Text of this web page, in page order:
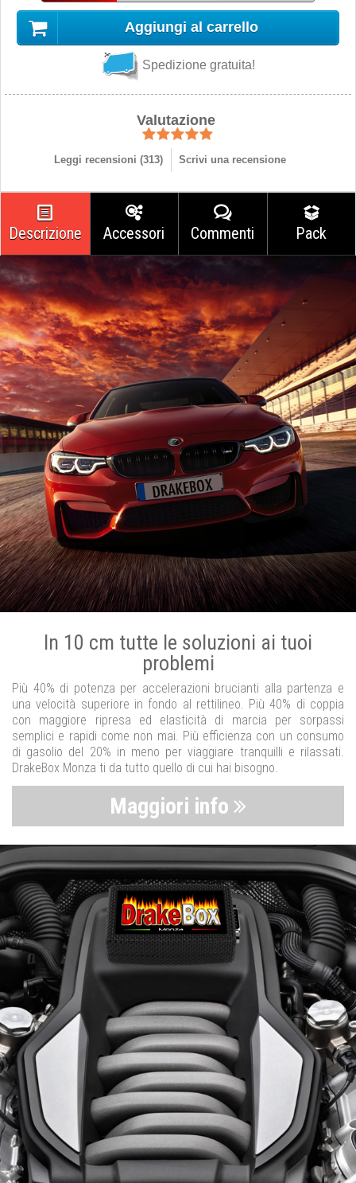
Aggiungi al carrello
Spedizione gratuita!
Valutazione
Leggi recensioni (313) Scrivi una recensione
Descrizione Accessori Commenti Pack
In 10 cm tutte le soluzioni ai tuoi
problemi
Più 40% di potenza per accelerazioni brucianti alla partenza e
una velocità superiore in fondo al rettilineo. Più 40% di coppia
con maggiore ripresa ed elasticità di marcia per sorpassi
semplici e rapidi come non mai. Più efficienza con un consumo
di gasolio del 20% in meno per viaggiare tranquilli e rilassati.
DrakeBox Monza ti da tutto quello di cui hai bisogno.
Maggiori info